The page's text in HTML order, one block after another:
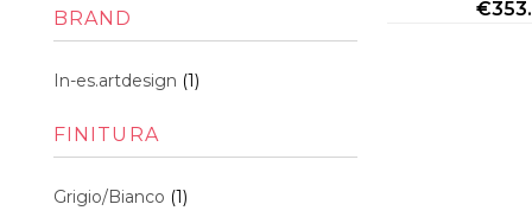
€
BRAND
In-es.artdesign (1)
FINITURA
Grigio/Bianco (1)